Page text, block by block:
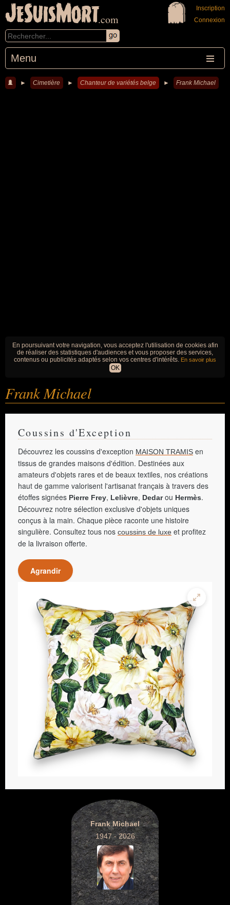
JeSuisMort.com
Menu
Inscription
Connexion
► Cimetière ► Chanteur de variétés belge ► Frank Michael
En poursuivant votre navigation, vous acceptez l'utilisation de cookies afin
de réaliser des statistiques d'audiences et vous proposer des services,
contenus ou publicités adaptés selon vos centres d'intérêts. En savoir plus
OK
Frank Michael
Coussins d'Exception
Découvrez les coussins d'exception MAISON TRAMIS en
tissus de grandes maisons d'édition. Destinées aux
amateurs d'objets rares et de beaux textiles, nos créations
haut de gamme valorisent l'artisanat français à travers des
étoffes signées Pierre Frey, Lelièvre, Dedarou Hermès.
Découvrez notre sélection exclusive d'objets uniques
conçus à la main. Chaque pièce raconte une histoire
singulière. Consultez tous nos coussins de luxe et profitez
de la livraison offerte.
Agrandir
Frank Michael
1947 - 2026